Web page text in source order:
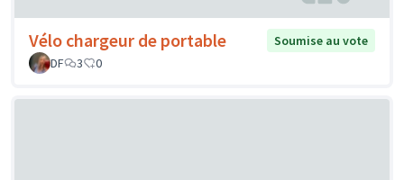
Vélo chargeur de portable
Soumise au vote
DF
3 0